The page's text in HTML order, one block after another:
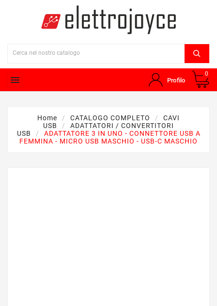
 Profilo
0
Home CATALOGO COMPLETO
CAVI
USB
ADATTATORI / CONVERTITORI
USB
ADATTATORE 3 IN UNO - CONNETTORE USB A
FEMMINA - MICRO USB MASCHIO - USB-C MASCHIO